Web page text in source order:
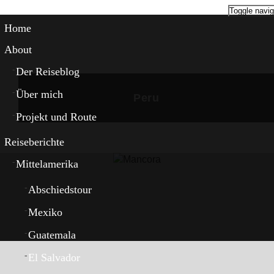
Toggle
Home
About
Der Reiseblog
Über mich
Projekt und Route
Reiseberichte
Mittelamerika
Abschiedstour
Mexiko
Guatemala
El Salvador